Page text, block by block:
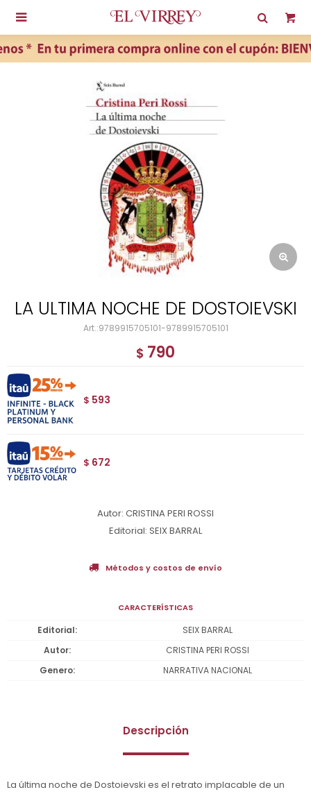

LA ULTIMA NOCHE DE DOSTOIEVSKI
9789915705101-9789915705101
$ 790
$ 593
$ 672
Autor: CRISTINA PERI ROSSI
Editorial: SEIX BARRAL
Métodos y costos de envío
CARACTERÍSTICAS
Editorial
SEIX BARRAL
Autor
CRISTINA PERI ROSSI
Genero
NARRATIVA NACIONAL
Descripción
La última noche de Dostoievski es el retrato implacable de un